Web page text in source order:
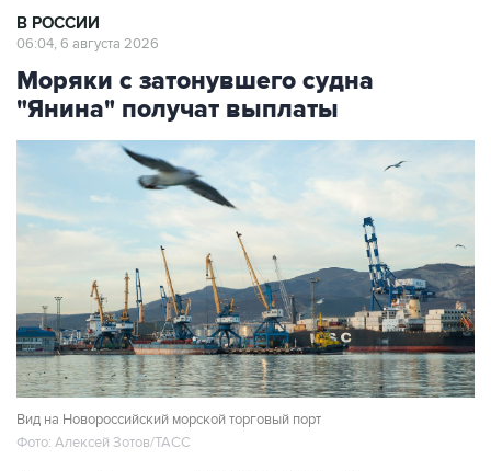
В РОССИИ
06:04, 6 августа 2026
Моряки с затонувшего судна
"Янина" получат выплаты
Вид на Новороссийский морской торговый порт
Фото: Алексей Зотов/ТАСС